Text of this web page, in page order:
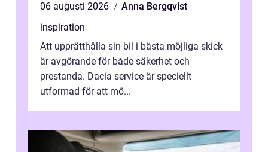
06 augusti 2026
Anna Bergqvist
inspiration
Att upprätthålla sin bil i bästa möjliga skick
är avgörande för både säkerhet och
prestanda. Dacia service är speciellt
utformad för att mö...